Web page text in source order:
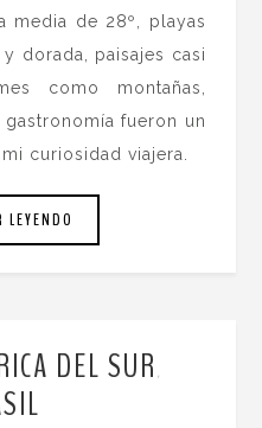
media de 28º, playas
dorada, paisajes casi
como montañas,
fueron un
curiosidad viajera.
DEL SUR